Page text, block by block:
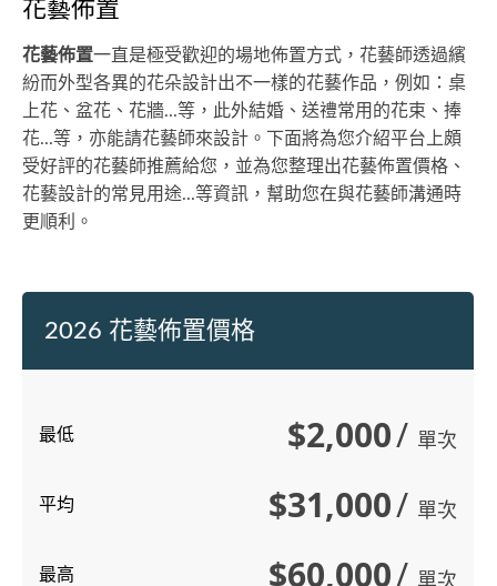
我們的服務如下 ▬ 客製捧花 / 胸花 ▬
客製化婚禮花藝佈置 ▬ 客製化花禮訂
製 ▬ 送禮花束設計 ▬ 花藝教學
花藝佈置
花藝佈置一直是極受歡迎的場地佈置方式，花藝師透過繽
紛而外型各異的花朵設計出不一樣的花藝作品，例如：桌
上花、盆花、花牆...等，此外結婚、送禮常用的花束、捧
花...等，亦能請花藝師來設計。下面將為您介紹平台上頗
受好評的花藝師推薦給您，並為您整理出花藝佈置價格、
花藝設計的常見用途...等資訊，幫助您在與花藝師溝通時
更順利。
2026 花藝佈置價格
最低 $2,000/ 單次
平均 $31,000/ 單次
最高 $60,000/ 單次